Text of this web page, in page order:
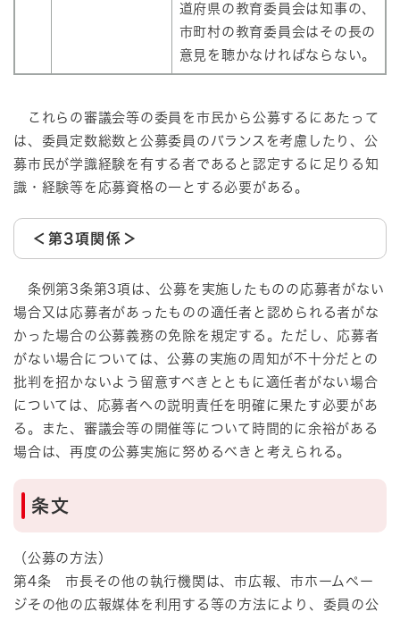
道府県の教育委員会は知事の、
市町村の教育委員会はその長の
意見を聴かなければならない。
これらの審議会等の委員を市民から公募するにあたって
は、委員定数総数と公募委員のバランスを考慮したり、公
募市民が学識経験を有する者であると認定するに足りる知
識・経験等を応募資格の一とする必要がある。
＜第3項関係＞
条例第3条第3項は、公募を実施したものの応募者がない
場合又は応募者があったものの適任者と認められる者がな
かった場合の公募義務の免除を規定する。ただし、応募者
がない場合については、公募の実施の周知が不十分だとの
批判を招かないよう留意すべきとともに適任者がない場合
については、応募者への説明責任を明確に果たす必要があ
る。また、審議会等の開催等について時間的に余裕がある
場合は、再度の公募実施に努めるべきと考えられる。
条文
（公募の方法）
第4条 市長その他の執行機関は、市広報、市ホームペー
ジその他の広報媒体を利用する等の方法により、委員の公